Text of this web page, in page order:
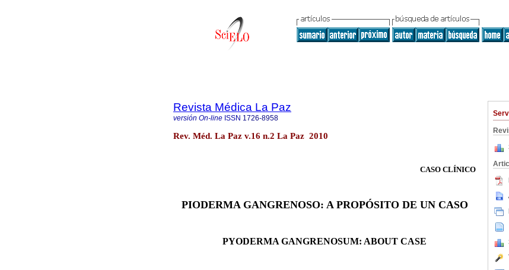
Revista Médica La Paz
versión On-line ISSN 1726-8958
Rev. Méd. La Paz v.16 n.2 La Paz 2010
CASO CLÍNICO
PIODERMA GANGRENOSO: A PROPÓSITO DE UN CASO
PYODERMA GANGRENOSUM: ABOUT CASE